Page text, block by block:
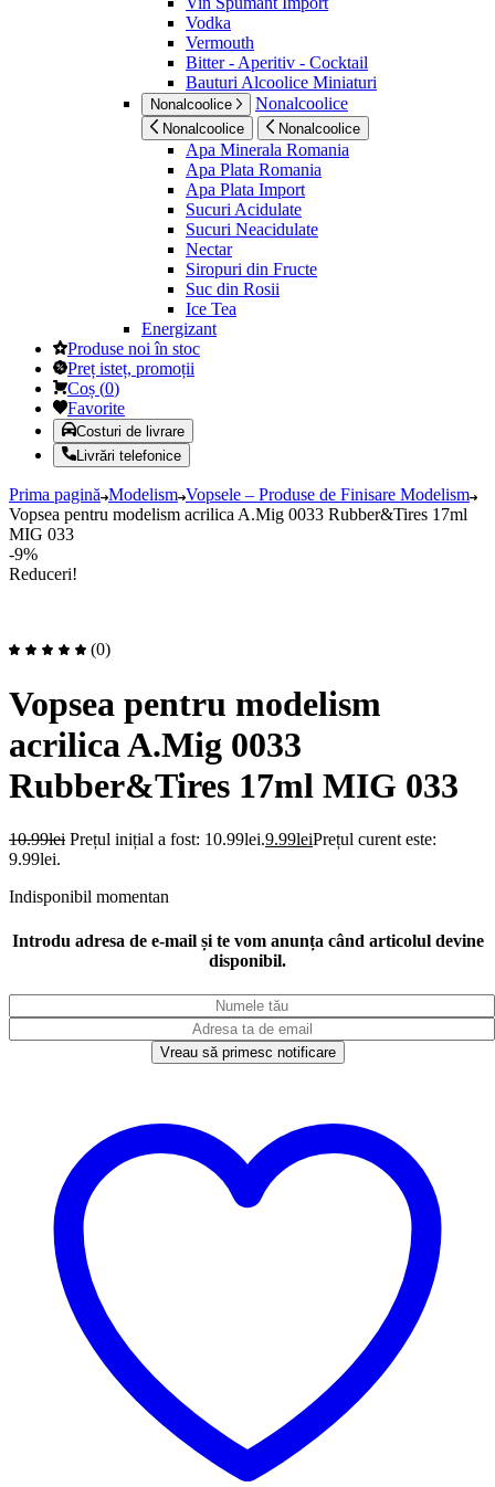
Vodka
Vermouth
Bitter - Aperitiv - Cocktail
Bauturi Alcoolice Miniaturi
Nonalcoolice Nonalcoolice
Nonalcoolice Nonalcoolice
Apa Minerala Romania
Apa Plata Romania
Apa Plata Import
Sucuri Acidulate
Sucuri Neacidulate
Nectar
Siropuri din Fructe
Suc din Rosii
Ice Tea
Energizant
Produse noi în stoc
Preț isteț, promoții
Coș (0)
Favorite
Costuri de livrare
Livrări telefonice
Prima pagină Modelism Vopsele – Produse de Finisare Modelism
Vopsea pentru modelism acrilica A.Mig 0033 Rubber&Tires 17ml
MIG 033
-9%
Reduceri!
(0)
Vopsea pentru modelism
acrilica A.Mig 0033
Rubber&Tires 17ml MIG 033
10.99lei Prețul inițial a fost: 10.99lei.9.99leiPrețul curent este:
9.99lei.
Indisponibil momentan
Introdu adresa de e-mail și te vom anunța când articolul devine
disponibil.
Vreau să primesc notificare